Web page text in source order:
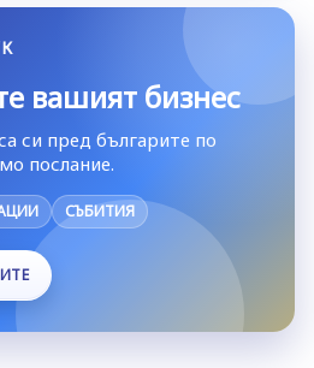
вашият бизнес
си пред българите по
послание.
СЪБИТИЯ